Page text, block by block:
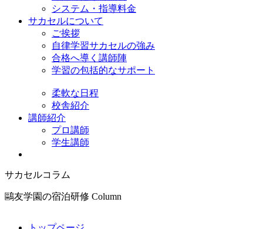
システム・指導料金
サカセルについて
ご挨拶
自律学習サカセルの強み
合格へ導く講師陣
学習の包括的なサポート
柔軟な日程
校舎紹介
講師紹介
プロ講師
学生講師
サカセルコラム
鷗友学園の宿泊研修 Column